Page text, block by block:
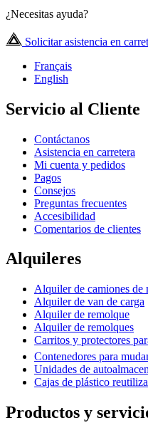
¿Necesitas ayuda?
Solicitar asistencia en
Français
English
Servicio al Cliente
Contáctanos
Asistencia en carretera
Mi cuenta y pedidos
Pagos
Consejos
Preguntas frecuentes
Accesibilidad
Comentarios de clientes
Alquileres
Alquiler de camiones de
Alquiler de van de carga
Alquiler de remolque
Alquiler de remolques
Carritos y protectores
Contenedores para
Unidades de
Cajas de plástico
Productos y